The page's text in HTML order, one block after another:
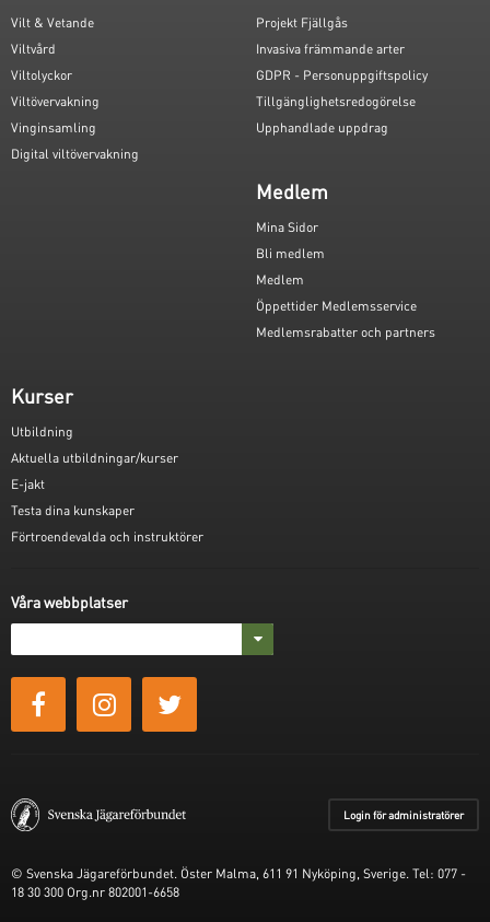
Vilt & Vetande
Viltvård
Viltolyckor
Viltövervakning
Vinginsamling
Digital viltövervakning
Projekt Fjällgås
Invasiva främmande arter
GDPR - Personuppgiftspolicy
Tillgänglighetsredogörelse
Upphandlade uppdrag
Medlem
Mina Sidor
Bli medlem
Medlem
Öppettider Medlemsservice
Medlemsrabatter och partners
Kurser
Utbildning
Aktuella utbildningar/kurser
E-jakt
Testa dina kunskaper
Förtroendevalda och instruktörer
Våra webbplatser
Login för administratörer
© Svenska Jägareförbundet. Öster Malma, 611 91 Nyköping, Sverige. Tel: 077 -
18 30 300 Org.nr 802001-6658